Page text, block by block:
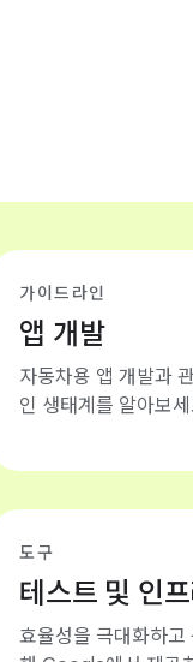
가이드라인
앱 개발
자동차용 앱 개발과
인 생태계를 알아보
도구
테스트 및 인
효율성을 극대화하고